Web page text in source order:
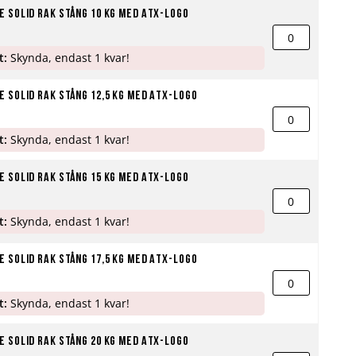
Rak stång 10 kg med ATX-logo
Skynda, endast 1 kvar!
Rak stång 12,5 kg med ATX-logo
Skynda, endast 1 kvar!
Rak stång 15 kg med ATX-logo
Skynda, endast 1 kvar!
Rak stång 17,5 kg med ATX-logo
Skynda, endast 1 kvar!
Rak stång 20 kg med ATX-logo